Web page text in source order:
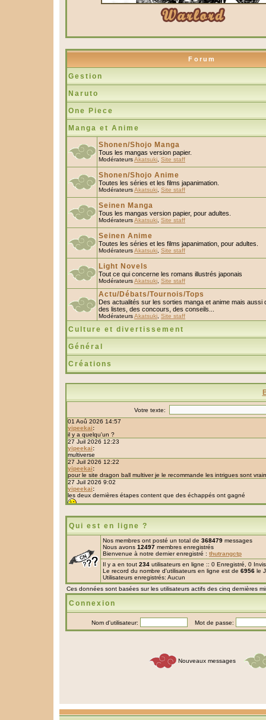
Forum
Gestion
Naruto
One Piece
Manga et Anime
Shonen/Shojo Manga
Tous les mangas version papier.
ModérateursAkatsuki Site staff
Shonen/Shojo Anime
Toutes les séries et les films japanimation.
ModérateursAkatsuki Site staff
Seinen Manga
Tous les mangas version papier, pour adultes.
ModérateursAkatsuki Site staff
Seinen Anime
Toutes les séries et les films japanimation, pour adultes.
ModérateursAkatsuki Site staff
Light Novels
Tout ce qui concerne les romans illustrés japonais
ModérateursAkatsuki Site staff
Actu/Débats/Tournois/Tops
Des actualités sur les sorties manga et anime mais aussi
des listes, des concours, des conseils...
ModérateursAkatsuki Site staff
Culture et divertissement
Général
Créations
Qui est en ligne ?
Nos membres ont posté un total de 368479 messages
Nous avons 12497 membres enregistrés
Bienvenue à notre dernier enregistré : thutrangctp
Il y a en tout 234 utilisateurs en ligne :: 0 Enregistré, 0
Le record du nombre d'utilisateurs en ligne est de 6956 le
Utilisateurs enregistrés: Aucun
Ces données sont basées sur les utilisateurs actifs des cinq dernières
Connexion
Nom d'utilisateur: Mot de passe:
Nouveaux messages